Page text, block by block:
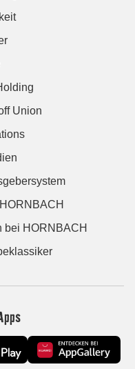
Union
bei HORNBACH